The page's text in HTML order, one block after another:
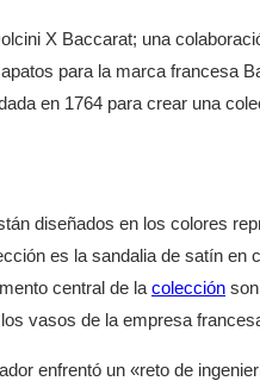
X Baccarat; una
para la marca francesa
en 1764 para crear una
diseñados en los colores
es la sandalia de satín en
central de lacolección
vasos de la empresa
enfrentó un «reto de